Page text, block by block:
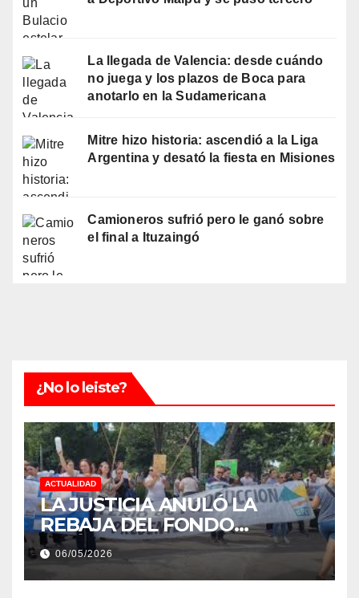
La llegada de Valencia: desde cuándo
no juega y los plazos de Boca para
anotarlo en la Sudamericana
Mitre hizo historia: ascendió a la Liga
Argentina y desató la fiesta en Misiones
Camioneros sufrió pero le ganó sobre
el final a Ituzaingó
¿No lo leiste?
ACTUALIDAD
LA JUSTICIA ANULÓ LA
REBAJA DEL FONDO
ESTÍMULO A EMPLEADOS DE
PRODUCCIÓN DE LA
PROVINCIA DEL CHACO
06/05/2026